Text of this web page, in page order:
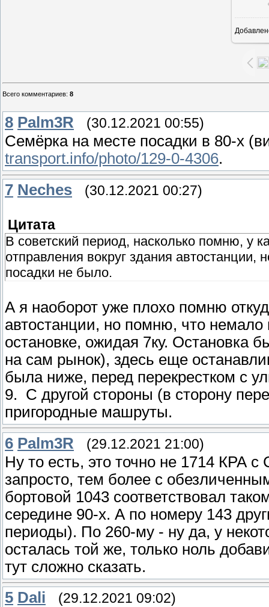
Всего комментариев: 8
8 Palm3R (30.12.2021 00:55)
Семёрка на месте посадки в 80-х
transport.info/photo/129-0-4306.
7 Neches (30.12.2021 00:27)
Цитата
В советский период, насколько помню, у
отправления вокруг здания автостанции,
посадки не было.
А я наоборот уже плохо помню
автостанции, но помню, что
остановке, ожидая 7ку. Остановка
на сам рынок), здесь еще
была ниже, перед перекрестком с
9. С другой стороны (в сторону
пригородные машруты.
6 Palm3R (29.12.2021 21:00)
Ну то есть, это точно не 1714 КРА
запросто, тем более с
бортовой 1043 соответствовал
середине 90-х. А по номеру 143
периоды). По 260-му - ну да, у
осталась той же, только ноль
тут сложно сказать.
5 Dali (29.12.2021 09:02)